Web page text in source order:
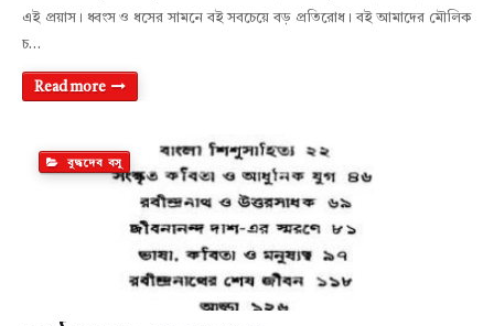
এই প্রয়াস। ধ্বংস ও ধসের সামনে বই সবচেয়ে বড় প্রতিরোধ। বই আমাদের মৌলিক
চ…
Read more
বুদ্ধদেব বসু